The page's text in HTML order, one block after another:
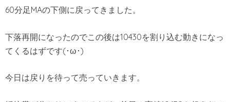
60分足MAの下側に戻ってきました。
下落再開になったのでこの後は10430を割り込む動きになっ
てくるはずです(･ω･)
今日は戻りを待って売っていきます。